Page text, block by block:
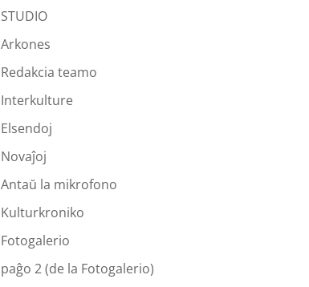
STUDIO
Arkones
Redakcia teamo
Interkulture
Elsendoj
Novaĵoj
Antaŭ la mikrofono
Kulturkroniko
Fotogalerio
paĝo 2 (de la Fotogalerio)